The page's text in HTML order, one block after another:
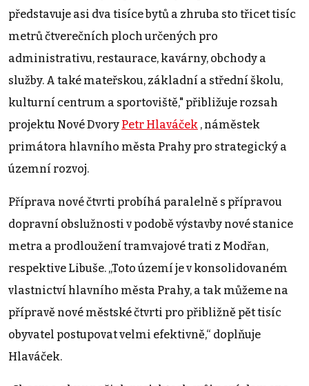
představuje asi dva tisíce bytů a zhruba sto třicet tisíc
metrů čtverečních ploch určených pro
administrativu, restaurace, kavárny, obchody a
služby. A také mateřskou, základní a střední školu,
kulturní centrum a sportoviště," přibližuje rozsah
projektu Nové Dvory Petr Hlaváček , náměstek
primátora hlavního města Prahy pro strategický a
územní rozvoj.
Příprava nové čtvrti probíhá paralelně s přípravou
dopravní obslužnosti v podobě výstavby nové stanice
metra a prodloužení tramvajové trati z Modřan,
respektive Libuše. „Toto území je v konsolidovaném
vlastnictví hlavního města Prahy, a tak můžeme na
přípravě nové městské čtvrti pro přibližně pět tisíc
obyvatel postupovat velmi efektivně,“ doplňuje
Hlaváček.